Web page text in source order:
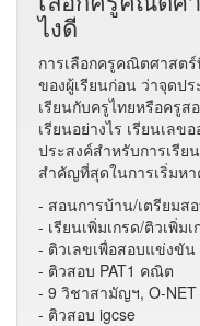
ไงดี
การเลือกครูคณิตศาสต
ของผู้เรียนก่อน ว่าจุดปร
เรียนกับครูไทยหรือครูส
เรียนอย่างไร เรียนเล
ประสงค์สำหรับการเรี
สำคัญที่สุดในการเริ่มห
- สอนการบ้าน/เตรียมส
- เรียนเพิ่มเกรด/ติวเพิ่มเ
- ติวเลขเพื่อสอบแข่งขัน
- ติวสอบ PAT1 คณิต
- 9 วิชาสามัญฯ, O-NET
- ติวสอบ igcse